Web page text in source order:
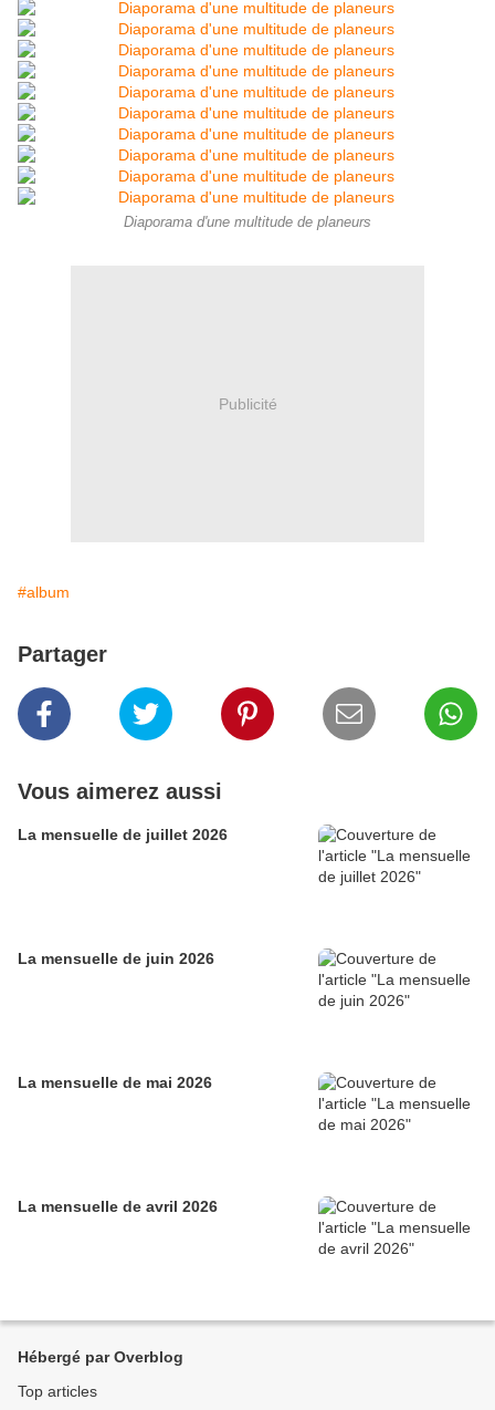
Diaporama d'une multitude de planeurs
Publicité
#album
Partager
Vous aimerez aussi
La mensuelle de juillet 2026
La mensuelle de juin 2026
La mensuelle de mai 2026
La mensuelle de avril 2026
Hébergé par Overblog
Top articles